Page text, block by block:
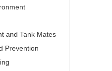
and Tank Mates
Prevention